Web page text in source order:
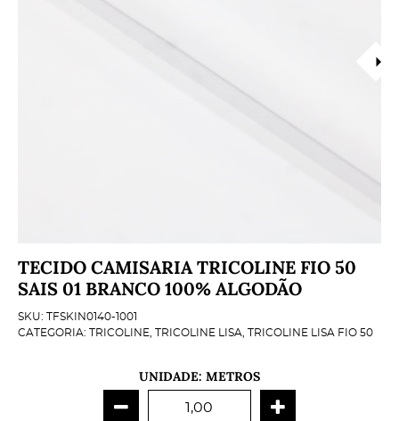
TECIDO CAMISARIA TRICOLINE FIO 50
SAIS 01 BRANCO 100% ALGODÃO
SKU: TFSKIN0140-1001
CATEGORIA: TRICOLINE TRICOLINE LISA TRICOLINE LISA FIO 50
UNIDADE: METROS